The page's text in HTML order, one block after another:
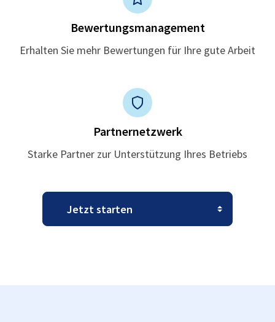
Bewertungsmanagement
Erhalten Sie mehr Bewertungen für Ihre gute Arbeit
Partnernetzwerk
Starke Partner zur Unterstützung Ihres Betriebs